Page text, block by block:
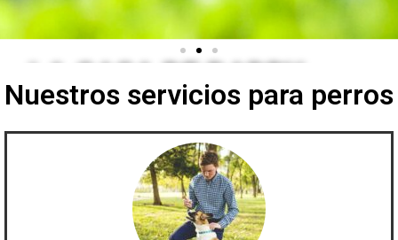
LA CASA DE DADDY
Sera parte de nuestra manada
Nuestros servicios para perros